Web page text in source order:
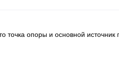
точка опоры и основной источник